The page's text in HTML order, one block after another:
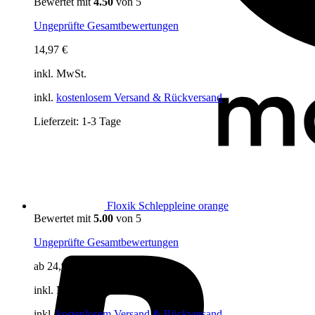
Ungeprüfte Gesamtbewertungen
14,97 €
inkl. MwSt.
inkl. kostenlosem Versand & Rückversand
Lieferzeit: 1-3 Tage
Floxik Schleppleine orange
Bewertet mit 5.00 von 5
Ungeprüfte Gesamtbewertungen
ab 24,97
inkl. MwSt.